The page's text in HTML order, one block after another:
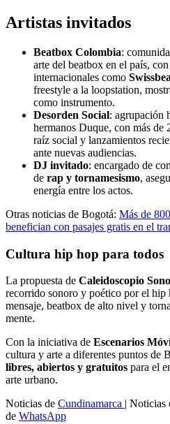
Artistas invitados
Beatbox Colombia:
arte del beatbox en el país,
internacionales como
freestyle a la loopstation,
como instrumento.
Desorden Social: agrupación
hermanos Duque, con más de
raíz social y lanzamientos
ante nuevas audiencias.
DJ invitado: encargado de
de rap y tornamesismo,
energía entre los actos.
Otras noticias de Bogotá: Más de
benefician con pasajes gratis en el
Cultura hip hop para todos
La propuesta de Caleidoscopio
recorrido sonoro y poético por el hip
mensaje, beatbox de alto nivel y
mente.
Con la iniciativa de Escenarios
cultura y arte a diferentes puntos de
libres, abiertos y gratuitos para el
arte urbano.
Noticias de Cundinamarca | Noticias
de WhatsApp